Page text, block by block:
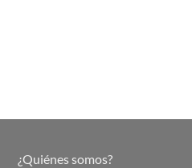
¿Quiénes somos?